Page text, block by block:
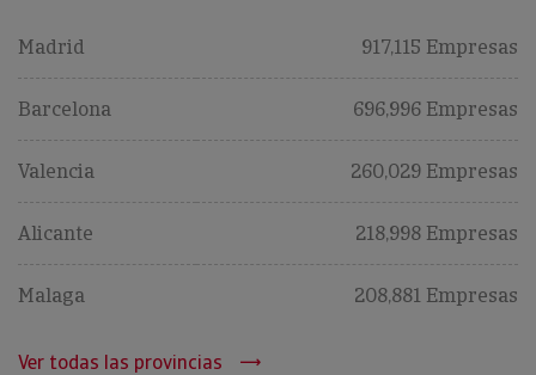
Madrid 917,115 Empresas
Barcelona 696,996 Empresas
Valencia 260,029 Empresas
Alicante 218,998 Empresas
Malaga 208,881 Empresas
Ver todas las provincias